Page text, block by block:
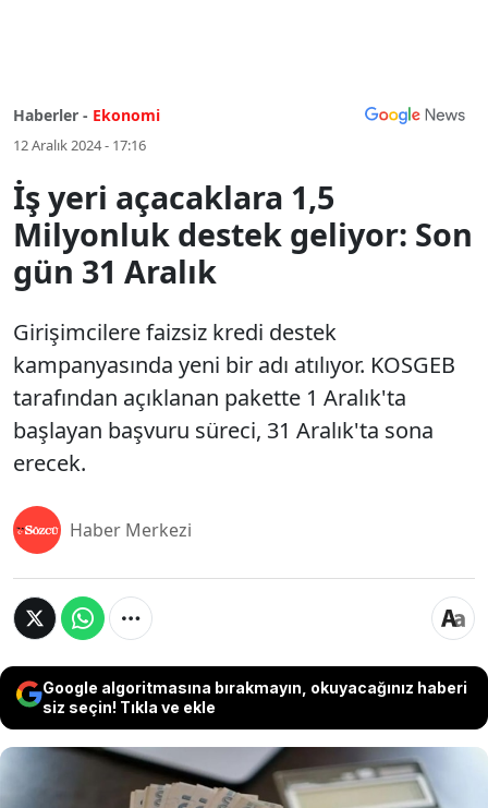
Haberler - Ekonomi
12 Aralık 2024 - 17:16
İş yeri açacaklara 1,5
Milyonluk destek geliyor: Son
gün 31 Aralık
Girişimcilere faizsiz kredi destek
kampanyasında yeni bir adı atılıyor. KOSGEB
tarafından açıklanan pakette 1 Aralık'ta
başlayan başvuru süreci, 31 Aralık'ta sona
erecek.
Haber Merkezi
Google algoritmasına bırakmayın, okuyacağınız haberi
siz seçin! Tıkla ve ekle